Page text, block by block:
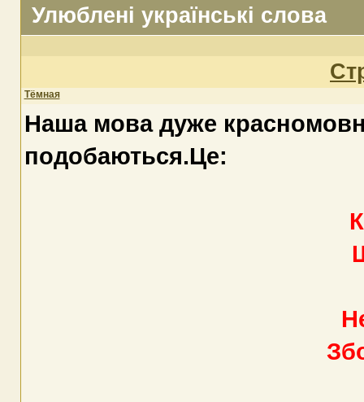
Улюблені українські слова
Тёмная
Наша мова дуже
подобаються.Це: